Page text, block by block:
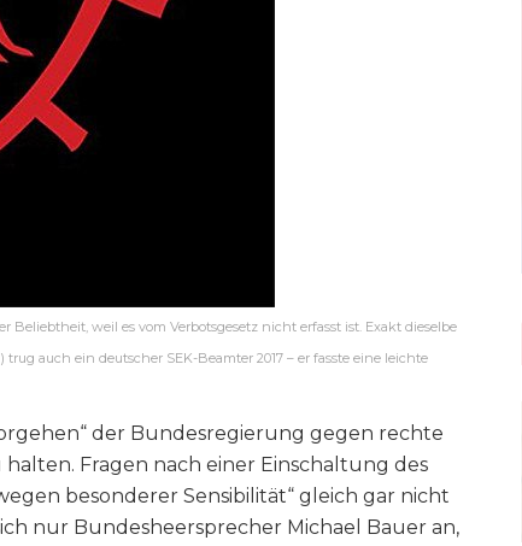
Beliebtheit, weil es vom Verbotsgesetz nicht erfasst ist. Exakt dieselbe
auch ein deutscher SEK-Beamter 2017 – er fasste eine leichte
der Bundesregierung gegen rechte
Fragen nach einer Einschaltung des
besonderer Sensibilität“ gleich gar nicht
nur Bundesheersprecher Michael Bauer an,